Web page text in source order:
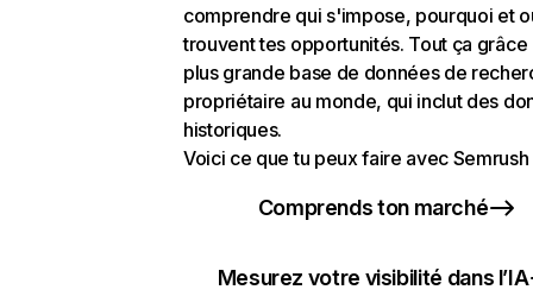
comprendre qui s'impose, pourquoi et
trouvent tes opportunités. Tout ça grâce
plus grande base de données de
propriétaire au monde, qui inclut des
historiques.
Voici ce que tu peux faire avec Semrush
Comprends ton marché
Mesurez votre visibilité dans l’IA